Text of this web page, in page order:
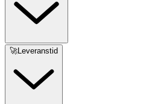
🚀Leveranstid